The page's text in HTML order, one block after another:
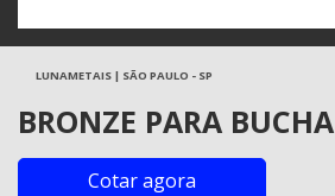
LUNAMETAIS | SÃO PAULO - SP
BRONZE PARA BUCHA
Cotar agora